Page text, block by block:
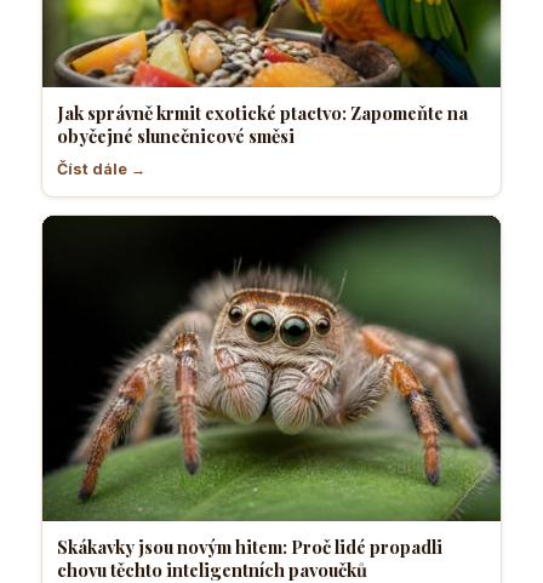
Jak správně krmit exotické ptactvo: Zapomeňte na
obyčejné slunečnicové směsi
Číst dále →
Skákavky jsou novým hitem: Proč lidé propadli
chovu těchto inteligentních pavoučků